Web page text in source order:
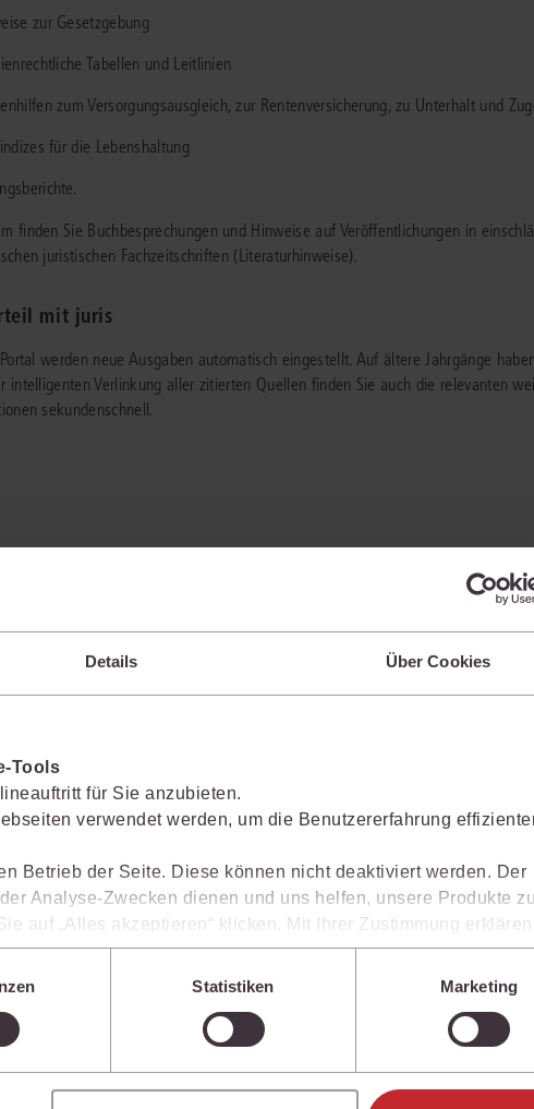
Details Über Cookies
Tools
für Sie anzubieten.
verwendet werden, um die Benutzererfahrung
Betrieb der Seite. Diese können nicht deaktiviert werden. Der
Analyse-Zwecken dienen und uns helfen, unsere Produkte
auf „Alles akzeptieren“ klicken. Mit Ihrer Zustimmung
der Cookies erhobenen Daten möglicherweise in
Datenschutzniveau als die EU aufweisen.
zum Datenschutz
Statistiken Marketing
zur Gesetzgebung
Tabellen und Leitlinien
zum Versorgungsausgleich, zur Rentenversicherung, zu Unterhalt und
für die Lebenshaltung
finden Sie Buchbesprechungen und Hinweise auf Veröffentlichungen in
juristischen Fachzeitschriften (Literaturhinweise).
mit juris
werden neue Ausgaben automatisch eingestellt. Auf ältere Jahrgänge
intelligenten Verlinkung aller zitierten Quellen finden Sie auch die relevanten
sekundenschnell.
von einer noch schnelleren Recherche, effizienten Analysen und